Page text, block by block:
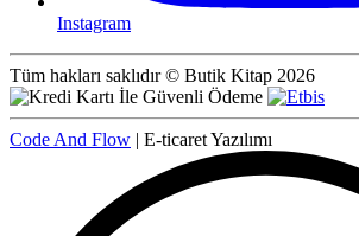
Instagram
Tüm hakları saklıdır © Butik Kitap 2026
Code And Flow | E-ticaret Yazılımı